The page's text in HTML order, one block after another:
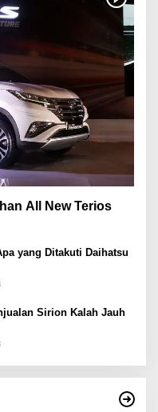
All New Terios
yang Ditakuti Daihatsu
Sirion Kalah Jauh